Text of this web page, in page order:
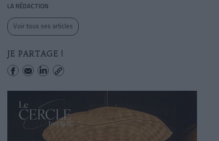
LA RÉDACTION
Voir tous ses articles
JE PARTAGE !